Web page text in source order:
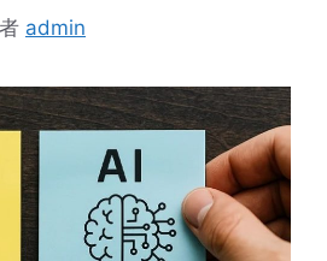
admin